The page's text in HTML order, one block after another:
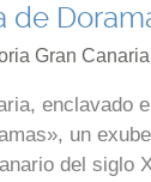
de
Gran Canaria
enclavado
un
del siglo